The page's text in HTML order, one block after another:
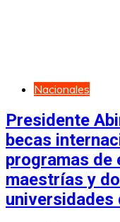
Nacionales
Presidente
becas
programas de
maestrías y
universidades